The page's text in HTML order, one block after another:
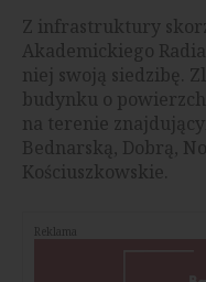
Z infrastruktury
Akademickiego
niej swoją siedzibę.
budynku o
na terenie
Bednarską, Dobrą,
Kościuszkowskie.
Reklama